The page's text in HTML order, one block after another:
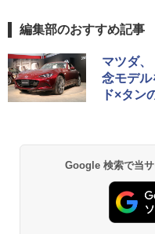
編集部のおすすめ記事
マツダ
念モデル
ド×タン
Google 検索で当